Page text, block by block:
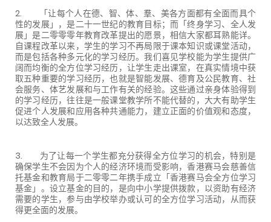
2. 「让每个人在德、智、体、羣、美各方面都有全面而具个
性的发展」，是二十一世纪的教育目标；而「终身学习、全人发
展」是二零零零年教育改革提出的愿景，相信大家都耳熟能详。
自课程改革以来，学生的学习不再局限于课本知识或课堂活动，
而是包括各种多元化的学习经历。我们喜见学校能为学生提供广
阔而均衡的全方位学习经历，让学生走出课室，在真实情境中获
取五种重要的学习经历，也就是智能发展、德育及公民教育、社
会服务、体艺发展和与工作有关的经验。这些通过亲身体验得到
的学习经历，往往是一般课堂教学所不能代替的，大大有助学生
促进个人发展和应用各种共通能力，建立正面的价值观和态度，
以达致全人发展。
3. 为了让每一个学生都充分获得全方位学习的机会，特别是
确保学生不会因为个人的经济环境而受影响，香港赛马会慈善信
托基金和教育局于二零零二年携手成立「香港赛马会全方位学习
基金」。设立基金的目的，是向中小学提供拨款，以资助有经济
需要的学生，参与由学校举办或认可的全方位学习活动，从而获
得更全面的发展。